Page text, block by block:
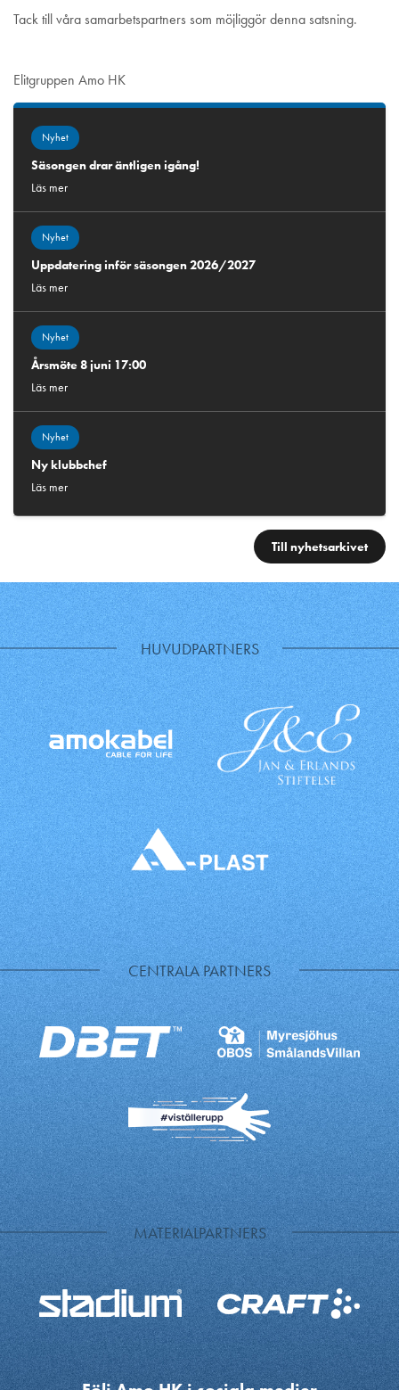
Tack till våra samarbetspartners som möjliggör denna satsning.
Elitgruppen Amo HK
Nyhet
Säsongen drar äntligen igång!
Läs mer
Nyhet
Uppdatering inför säsongen 2026/2027
Läs mer
Nyhet
Årsmöte 8 juni 17:00
Läs mer
Nyhet
Ny klubbchef
Läs mer
Till nyhetsarkivet
HUVUDPARTNERS
CENTRALA PARTNERS
MATERIALPARTNERS